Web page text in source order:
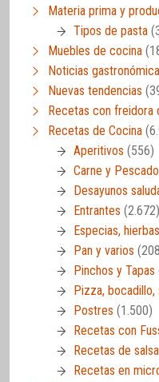
Materia prima y
Tipos de pasta
Muebles de cocina
Noticias
Nuevas tendencias
Recetas con freidora
Recetas de Cocina
Aperitivos (556)
Carne y Pescado
Desayunos
Entrantes (2.672)
Especias,
Pan y varios
Pinchos y Tapas
Pizza,
Postres (1.500)
Recetas con
Recetas de
Recetas en